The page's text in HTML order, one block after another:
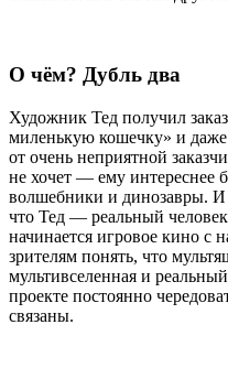
О чём? Дубль два
Художник Тед получил
миленькую кошечку» и
от очень неприятной
не хочет — ему интереснее
волшебники и динозавры.
что Тед — реальный
начинается игровое кино с
зрителям понять, что
мультивселенная и
проекте постоянно
связаны.